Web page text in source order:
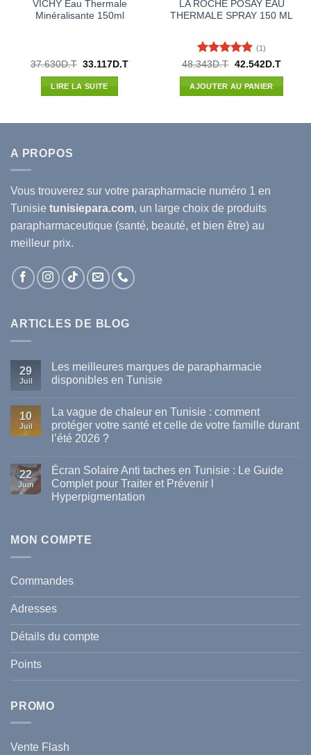
VICHY Eau Thermale
Minéralisante 150ml
37.630D.T Le
initial
était :
33.117 D.TLe
LIRE LA SUITE
LA ROCHE POSAY EAU
THERMALE SPRAY 150 ML
Note5 sur
5
(1)
48.343D.T Le
initial
était :
42.542D.TLe
AJOUTER AU PANIER
A PROPOS
Vous trouverez sur votre parapharmacie numéro 1 en
Tunisie tunisiepara.com, un large choix de produits
parapharmaceutique (santé, beauté, et bien être) au
meilleur prix.
ARTICLES DE BLOG
29
Juil
Les meilleures marques de parapharmacie
disponibles en Tunisie
sur
meilleures
marques
disponibles
en
Tunisie
10
Juil
La vague de chaleur en Tunisie : comment
protéger votre santé et celle de votre famille durant
l’été 2026 ?
sur
La
vague
de
comment
et
celle
de
votre
famille
durant
l’été
2026
?
22
Juin
Écran Solaire Anti taches en Tunisie : Le Guide
Complet pour Traiter et Prévenir l
Hyperpigmentation
Écran
Solaire
Tunisie
Guide
pour
Traiter
Prévenir
MON COMPTE
Commandes
Adresses
Détails du compte
Points
PROMO
Vente Flash